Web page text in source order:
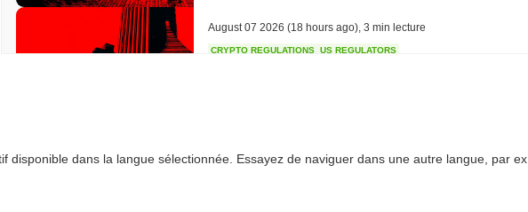
August 07 2026 (18 hours ago) 3 min lecture
CRYPTO REGULATIONS US REGULATORS
TOKENIZATION BANKS
disponible dans la langue sélectionnée. Essayez de naviguer dans une autre langue, par ex.